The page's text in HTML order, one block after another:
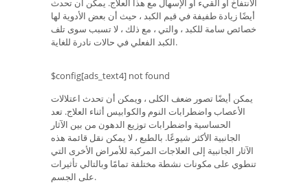
الانتفاخ أو القيء أو الإسهال مع هذا العلاج. يمكن أن تحدث
أيضًا زيادة طفيفة في قيم الكبد ، حيث أن بعض الأدوية لها
خصائص سامة للكبد ، والتي ، مع ذلك ، لا تسبب سوى تلف
الكبد الفعلي في حالات نادرة للغاية.
$config[ads_text4] not found
يمكن أيضًا تصور ضعف الكلى ، ويمكن أن تحدث اعتلالات
الأعصاب واضطرابات النوم والكوابيس أثناء العلاج. تعد
الحساسية واضطرابات توزيع الدهون من بين الآثار
الجانبية الأكثر شيوعًا. بالطبع ، لا يمكن نقل قائمة هذه
الآثار الجانبية إلى العلاجات المركبة للأمراض الأخرى التي
تنطوي على مكونات نشطة مختلفة تمامًا وبالتالي تأثيرات
على الجسم.